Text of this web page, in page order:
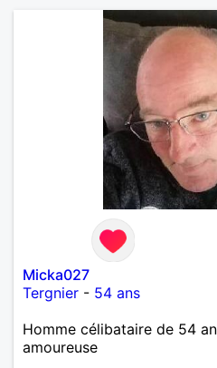
Micka027
Tergnier - 54 ans
Homme célibataire de 54
amoureuse